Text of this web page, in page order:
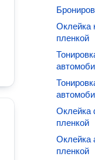
Оклейка
пленкой
Оклейка
пленкой
Оклейка
пленкой